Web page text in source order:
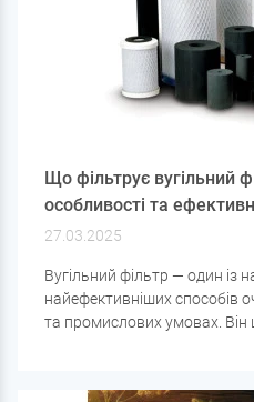
Що фільтрує вугільний
особливості та
27.03.2025
Вугільний фільтр — один із
найефективніших способів
та промислових умовах.
спектр забруднень.